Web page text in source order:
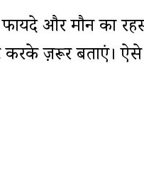
और मौन का
करके ज़रूर बताएं। ऐसे